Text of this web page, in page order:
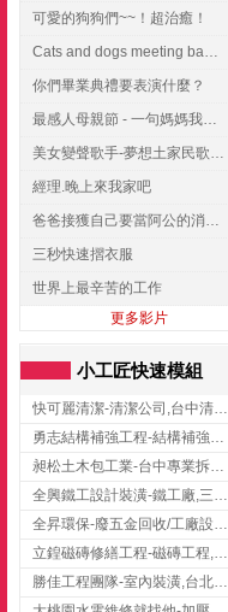
可愛的狗狗們~~！超治癒！
Cats and dogs meeting babies for the first time
你們畢業典禮要表演什麼？
最感人母親節 - 一句媽媽我愛你
美女變聲歌手-夢想土家民歌傳遍世界
經理.晚上來我家吧
爸爸接獲自己要當阿公的消息，反應史上最可愛!!!
三秒快速摺衣服
世界上最辛苦的工作
更多影片
小工匠快速模組
快可麗清潔-清潔公司,台中清潔公司,台中居家清潔
勇志結構補強工程-結構補強工程 ,桃園結構補強工程,龍潭結構補強工程
昶松土木包工業-台中專業拆除工程/挖土機出租
全興鐵工設計裝潢-鐵工廠,三峽鐵工廠,台北鐵工廠
全昇環保-廢五金回收/工廠設備收購/機械設備回收/高價收購廠房設備
立鍠磁磚修繕工程-磁磚工程,磁磚修補,新竹磁磚工程
勝佳工程團隊-室內裝潢,台北房屋裝修,三重室內裝修